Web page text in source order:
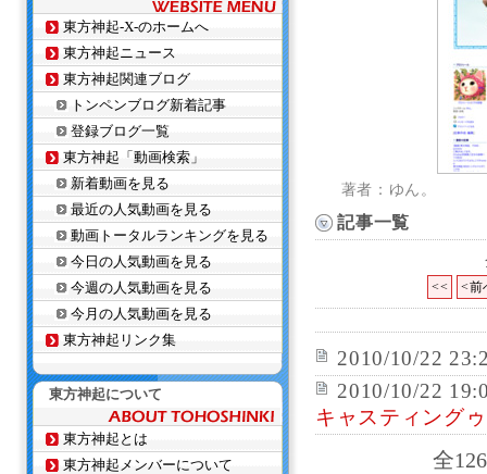
著者：ゆん。
記事一覧
<< <前
2010/10/22
2010/10/22
キャスティング
全
東方神起-X-のホームへ
東方神起ニュース
東方神起関連ブログ
トンペンブログ新着記事
登録ブログ一覧
東方神起「動画検索」
新着動画を見る
最近の人気動画を見る
動画トータルランキングを見る
今日の人気動画を見る
今週の人気動画を見る
今月の人気動画を見る
東方神起リンク集
東方神起について
東方神起とは
東方神起メンバーについて